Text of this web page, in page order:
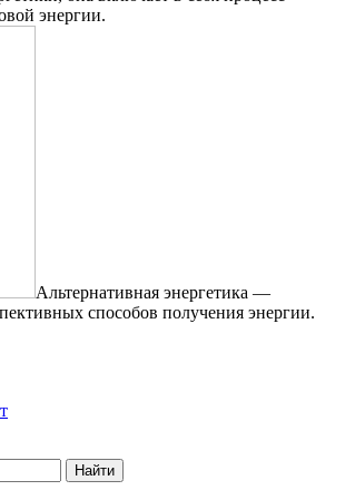
энергии.
Альтернативная энергетика —
способов получения энергии.